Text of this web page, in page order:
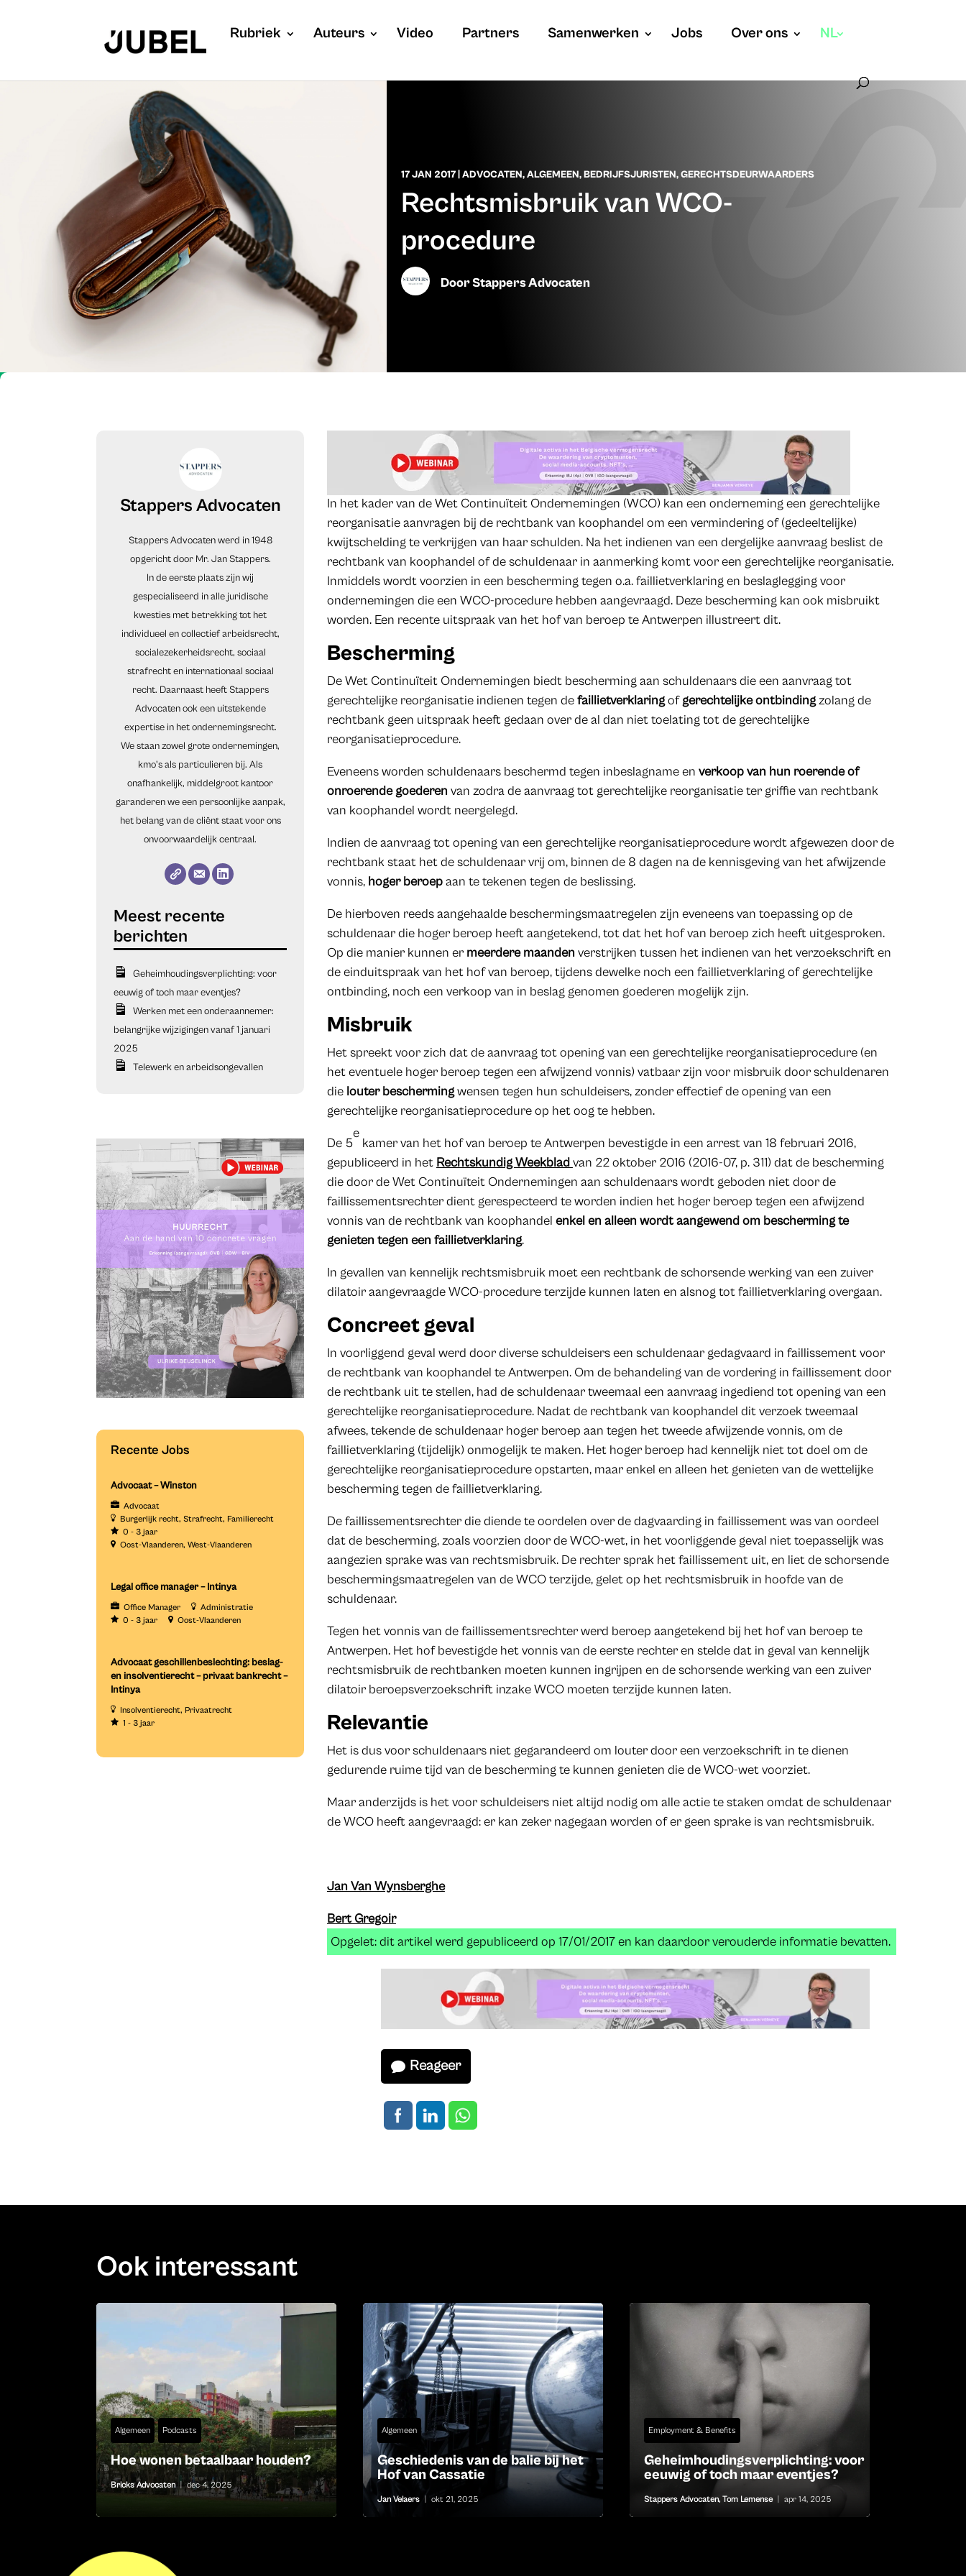
Rubriek Auteurs Video Partners Samenwerken Jobs Over ons NL
17 JAN 2017| ADVOCATEN,ALGEMEEN,BEDRIJFSJURISTEN,GERECHTSDEURWAARDERS
Rechtsmisbruik van WCO-
procedure
DoorStappers Advocaten
Stappers Advocaten
Stappers Advocaten werd in 1948
opgericht door Mr. Jan Stappers.
In de eerste plaats zijn wij
gespecialiseerd in alle juridische
kwesties met betrekking tot het
individueel en collectief arbeidsrecht,
socialezekerheidsrecht, sociaal
strafrecht en internationaal sociaal
recht. Daarnaast heeft Stappers
Advocaten ook een uitstekende
expertise in het ondernemingsrecht.
We staan zowel grote ondernemingen,
kmo's als particulieren bij. Als
onafhankelijk, middelgroot kantoor
garanderen we een persoonlijke aanpak,
het belang van de cliënt staat voor ons
onvoorwaardelijk centraal.
Geheimhoudingsverplichting: voor
eeuwig of toch maar eventjes?
Werken met een onderaannemer:
belangrijke wijzigingen vanaf 1 januari
2025
Telewerk en arbeidsongevallen
Recente Jobs
Advocaat – Winston
Advocaat
Burgerlijk recht Strafrecht Familierecht
0 - 3 jaar
Oost-Vlaanderen West-Vlaanderen
Legal office manager – Intinya
Office Manager
Administratie
0 - 3 jaar
Oost-Vlaanderen
Advocaat geschillenbeslechting: beslag-
en insolventierecht – privaat bankrecht –
Intinya
Insolventierecht Privaatrecht
1 - 3 jaar
In het kader van de Wet Continuïteit Ondernemingen (WCO) kan een onderneming een gerechtelijke
reorganisatie aanvragen bij de rechtbank van koophandel om een vermindering of (gedeeltelijke)
kwijtschelding te verkrijgen van haar schulden. Na het indienen van een dergelijke aanvraag beslist de
rechtbank van koophandel of de schuldenaar in aanmerking komt voor een gerechtelijke reorganisatie.
Inmiddels wordt voorzien in een bescherming tegen o.a. faillietverklaring en beslaglegging voor
ondernemingen die een WCO-procedure hebben aangevraagd. Deze bescherming kan ook misbruikt
worden. Een recente uitspraak van het hof van beroep te Antwerpen illustreert dit.
Bescherming
De Wet Continuïteit Ondernemingen biedt bescherming aan schuldenaars die een aanvraag tot
gerechtelijke reorganisatie indienen tegen defaillietverklaringofgerechtelijke ontbindingzolang de
rechtbank geen uitspraak heeft gedaan over de al dan niet toelating tot de gerechtelijke
reorganisatieprocedure.
Eveneens worden schuldenaars beschermd tegen inbeslagname en verkoop van hun roerende of
onroerende goederen van zodra de aanvraag tot gerechtelijke reorganisatie ter griffie van rechtbank
van koophandel wordt neergelegd.
Indien de aanvraag tot opening van een gerechtelijke reorganisatieprocedure wordt afgewezen door de
rechtbank staat het de schuldenaar vrij om, binnen de 8 dagen na de kennisgeving van het afwijzende
vonnis, hoger beroepaan te tekenen tegen de beslissing.
De hierboven reeds aangehaalde beschermingsmaatregelen zijn eveneens van toepassing op de
schuldenaar die hoger beroep heeft aangetekend, tot dat het hof van beroep zich heeft uitgesproken.
Op die manier kunnen er meerdere maanden verstrijken tussen het indienen van het verzoekschrift en
de einduitspraak van het hof van beroep, tijdens dewelke noch een faillietverklaring of gerechtelijke
ontbinding, noch een verkoop van in beslag genomen goederen mogelijk zijn.
Misbruik
Het spreekt voor zich dat de aanvraag tot opening van een gerechtelijke reorganisatieprocedure (en
het eventuele hoger beroep tegen een afwijzend vonnis) vatbaar zijn voor misbruik door schuldenaren
die louter beschermingwensen tegen hun schuldeisers, zonder effectief de opening van een
gerechtelijke reorganisatieprocedure op het oog te hebben.
De 5
e
kamer van het hof van beroep te Antwerpen bevestigde in een arrest van 18 februari 2016,
gepubliceerd in het Rechtskundig Weekblad van 22 oktober 2016 (2016-07, p. 311) dat de bescherming
die door de Wet Continuïteit Ondernemingen aan schuldenaars wordt geboden niet door de
faillissementsrechter dient gerespecteerd te worden indien het hoger beroep tegen een afwijzend
vonnis van de rechtbank van koophandel enkel en alleen wordt aangewend om bescherming te
genieten tegen een faillietverklaring.
In gevallen van kennelijk rechtsmisbruik moet een rechtbank de schorsende werking van een zuiver
dilatoir aangevraagde WCO-procedure terzijde kunnen laten en alsnog tot faillietverklaring overgaan.
Concreet geval
In voorliggend geval werd door diverse schuldeisers een schuldenaar gedagvaard in faillissement voor
de rechtbank van koophandel te Antwerpen. Om de behandeling van de vordering in faillissement door
de rechtbank uit te stellen, had de schuldenaar tweemaal een aanvraag ingediend tot opening van een
gerechtelijke reorganisatieprocedure. Nadat de rechtbank van koophandel dit verzoek tweemaal
afwees, tekende de schuldenaar hoger beroep aan tegen het tweede afwijzende vonnis, om de
faillietverklaring (tijdelijk) onmogelijk te maken. Het hoger beroep had kennelijk niet tot doel om de
gerechtelijke reorganisatieprocedure opstarten, maar enkel en alleen het genieten van de wettelijke
bescherming tegen de faillietverklaring.
De faillissementsrechter die diende te oordelen over de dagvaarding in faillissement was van oordeel
dat de bescherming, zoals voorzien door de WCO-wet, in het voorliggende geval niet toepasselijk was
aangezien sprake was van rechtsmisbruik. De rechter sprak het faillissement uit, en liet de schorsende
beschermingsmaatregelen van de WCO terzijde, gelet op het rechtsmisbruik in hoofde van de
schuldenaar.
Tegen het vonnis van de faillissementsrechter werd beroep aangetekend bij het hof van beroep te
Antwerpen. Het hof bevestigde het vonnis van de eerste rechter en stelde dat in geval van kennelijk
rechtsmisbruik de rechtbanken moeten kunnen ingrijpen en de schorsende werking van een zuiver
dilatoir beroepsverzoekschrift inzake WCO moeten terzijde kunnen laten.
Relevantie
Het is dus voor schuldenaars niet gegarandeerd om louter door een verzoekschrift in te dienen
gedurende ruime tijd van de bescherming te kunnen genieten die de WCO-wet voorziet.
Maar anderzijds is het voor schuldeisers niet altijd nodig om alle actie te staken omdat de schuldenaar
de WCO heeft aangevraagd: er kan zeker nagegaan worden of er geen sprake is van rechtsmisbruik.
Jan Van Wynsberghe
Bert Gregoir
Opgelet: dit artikel werd gepubliceerd op 17/01/2017 en kan daardoor verouderde informatie bevatten.
Reageer
Ook interessant
Algemeen Podcasts
Hoe wonen betaalbaar houden?
Bricks Advocaten | dec 4, 2025
Algemeen
Geschiedenis van de balie bij het
Hof van Cassatie
Jan Velaers okt 21, 2025
Employment & Benefits
Geheimhoudingsverplichting: voor
eeuwig of toch maar eventjes?
Stappers Advocaten,Tom Lemense apr 14, 2025